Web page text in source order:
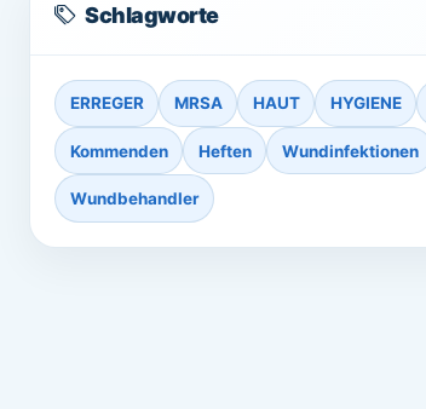
Schlagworte
ERREGER MRSA HAUT HYGIENE
Kommenden Heften Wundinfektionen
Wundbehandler